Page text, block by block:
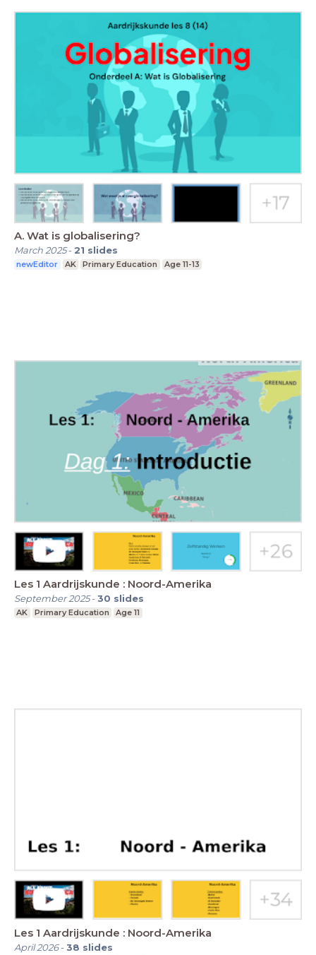
A. Wat is globalisering?
March 2025- 21 slides
newEditor AK Primary Education Age 11-13
Les 1 Aardrijskunde : Noord-Amerika
September 2025-30 slides
AK Primary Education Age 11
Les 1 Aardrijskunde : Noord-Amerika
April 2026-38 slides